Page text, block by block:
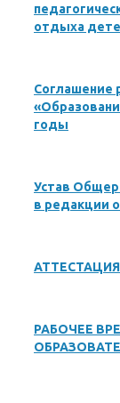
отдыха
Соглашение
годы
Устав
в редакции
РАБОЧЕЕ